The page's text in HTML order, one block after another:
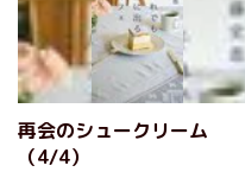
再会のシュークリーム
（4/4）